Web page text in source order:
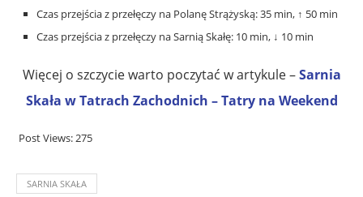
Czas przejścia z przełęczy na Polanę Strążyską: 35 min, ↑ 50 min
Czas przejścia z przełęczy na Sarnią Skałę: 10 min, ↓ 10 min
Więcej o szczycie warto poczytać w artykule –Sarnia
Skała w Tatrach Zachodnich – Tatry na Weekend
Post Views:275
SARNIA SKAŁA